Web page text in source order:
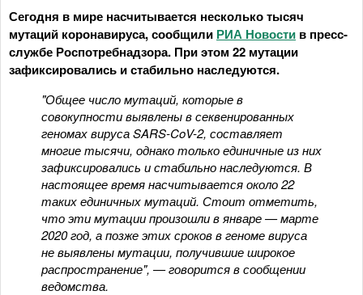
Сегодня в мире насчитывается несколько тысяч
мутаций коронавируса, сообщили РИА Новости в пресс-
службе Роспотребнадзора. При этом 22 мутации
зафиксировались и стабильно наследуются.
"Общее число мутаций, которые в
совокупности выявлены в секвенированных
геномах вируса SARS-CoV-2, составляет
многие тысячи, однако только единичные из них
зафиксировались и стабильно наследуются. В
настоящее время насчитывается около 22
таких единичных мутаций. Стоит отметить,
что эти мутации произошли в январе — марте
2020 год, а позже этих сроков в геноме вируса
не выявлены мутации, получившие широкое
распространение", — говорится в сообщении
ведомства.